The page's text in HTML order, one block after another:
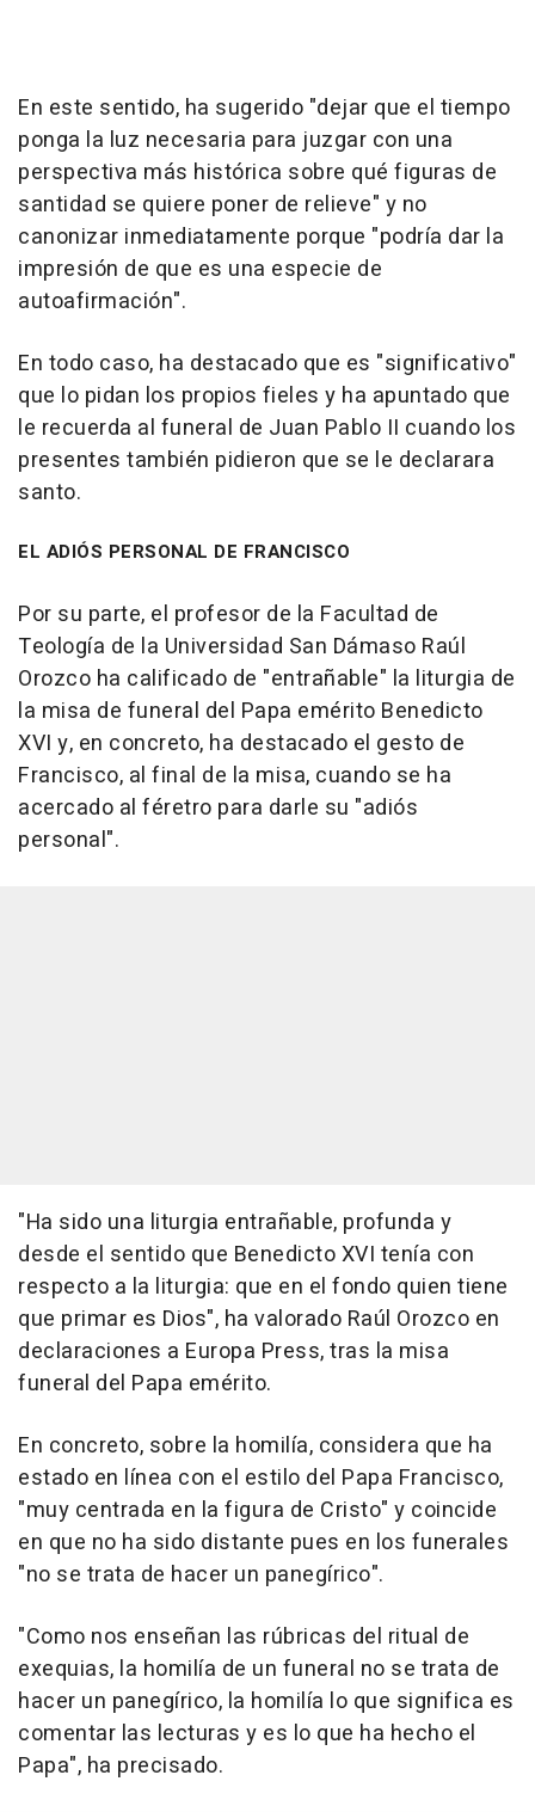
En este sentido, ha sugerido "dejar que el tiempo
ponga la luz necesaria para juzgar con una
perspectiva más histórica sobre qué figuras de
santidad se quiere poner de relieve" y no
canonizar inmediatamente porque "podría dar la
impresión de que es una especie de
autoafirmación".
En todo caso, ha destacado que es "significativo"
que lo pidan los propios fieles y ha apuntado que
le recuerda al funeral de Juan Pablo II cuando los
presentes también pidieron que se le declarara
santo.
EL ADIÓS PERSONAL DE FRANCISCO
Por su parte, el profesor de la Facultad de
Teología de la Universidad San Dámaso Raúl
Orozco ha calificado de "entrañable" la liturgia de
la misa de funeral del Papa emérito Benedicto
XVI y, en concreto, ha destacado el gesto de
Francisco, al final de la misa, cuando se ha
acercado al féretro para darle su "adiós
personal".
"Ha sido una liturgia entrañable, profunda y
desde el sentido que Benedicto XVI tenía con
respecto a la liturgia: que en el fondo quien tiene
que primar es Dios", ha valorado Raúl Orozco en
declaraciones a Europa Press, tras la misa
funeral del Papa emérito.
En concreto, sobre la homilía, considera que ha
estado en línea con el estilo del Papa Francisco,
"muy centrada en la figura de Cristo" y coincide
en que no ha sido distante pues en los funerales
"no se trata de hacer un panegírico".
"Como nos enseñan las rúbricas del ritual de
exequias, la homilía de un funeral no se trata de
hacer un panegírico, la homilía lo que significa es
comentar las lecturas y es lo que ha hecho el
Papa", ha precisado.